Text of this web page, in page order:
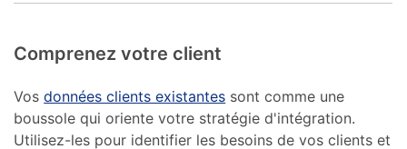
Comprenez votre client
Vosdonnées clients existantes sont comme une
boussole qui oriente votre stratégie d'intégration.
Utilisez-les pour identifier les besoins de vos clients et